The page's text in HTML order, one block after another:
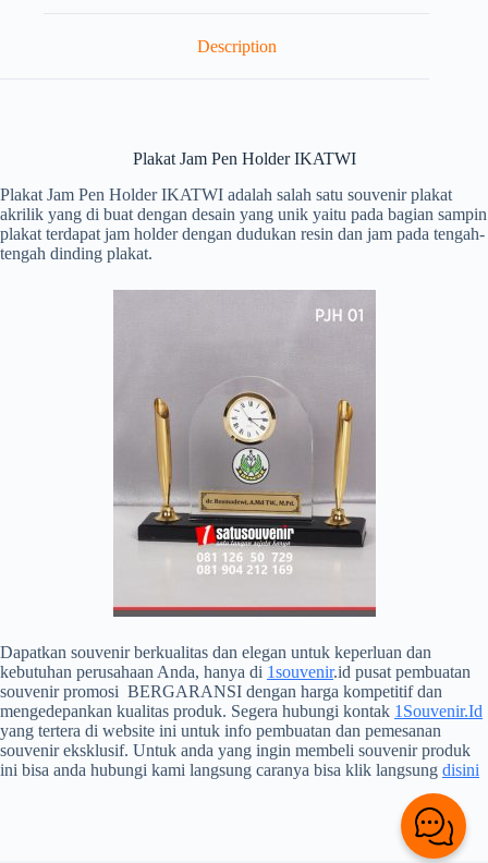
Description
Plakat Jam Pen Holder IKATWI
Plakat Jam Pen Holder IKATWI adalah salah satu souvenir plakat
akrilik yang di buat dengan desain yang unik yaitu pada bagian sampin
plakat terdapat jam holder dengan dudukan resin dan jam pada tengah-
tengah dinding plakat.
Dapatkan souvenir berkualitas dan elegan untuk keperluan dan
kebutuhan perusahaan Anda, hanya di 1souvenir.id pusat pembuatan
souvenir promosi BERGARANSI dengan harga kompetitif dan
mengedepankan kualitas produk. Segera hubungi kontak 1Souvenir.Id
yang tertera di website ini untuk info pembuatan dan pemesanan
souvenir eksklusif. Untuk anda yang ingin membeli souvenir produk
ini bisa anda hubungi kami langsung caranya bisa klik langsung disini